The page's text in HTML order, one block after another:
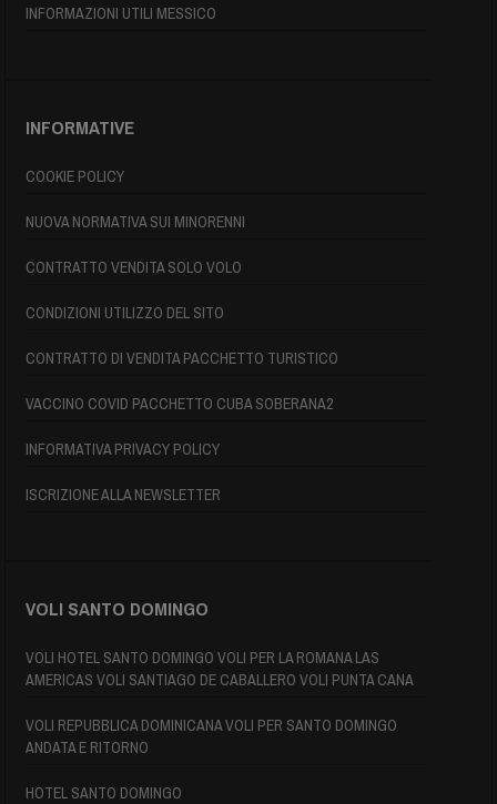
INFORMAZIONI UTILI MESSICO
INFORMATIVE
COOKIE POLICY
NUOVA NORMATIVA SUI MINORENNI
CONTRATTO VENDITA SOLO VOLO
CONDIZIONI UTILIZZO DEL SITO
CONTRATTO DI VENDITA PACCHETTO TURISTICO
VACCINO COVID PACCHETTO CUBA SOBERANA2
INFORMATIVA PRIVACY POLICY
ISCRIZIONE ALLA NEWSLETTER
VOLI SANTO DOMINGO
VOLI HOTEL SANTO DOMINGO VOLI PER LA ROMANA LAS
AMERICAS VOLI SANTIAGO DE CABALLERO VOLI PUNTA CANA
VOLI REPUBBLICA DOMINICANA VOLI PER SANTO DOMINGO
ANDATA E RITORNO
HOTEL SANTO DOMINGO